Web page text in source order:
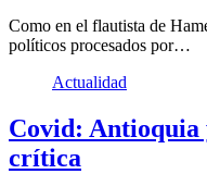
Como en el flautista de
políticos procesados por…
Actualidad
Covid: Antioquia
crítica